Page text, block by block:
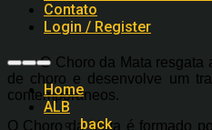
Contato
Login / Register
Home
ALB
back
O Choro da Mata resgata
de choro e desenvolve um
contemporâneos.
O Choro da Mata é formado